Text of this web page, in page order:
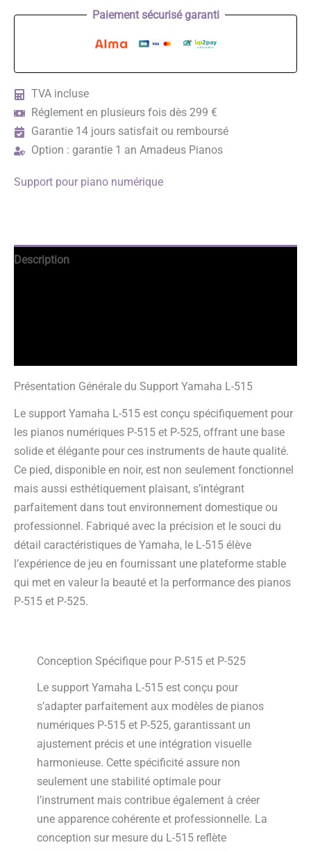
Yamaha
Paiement sécurisé garanti
TVA incluse
Réglement en plusieurs fois dès 299 €
Garantie 14 jours satisfait ou remboursé
Option : garantie 1 an Amadeus Pianos
Support pour piano numérique
Description
Présentation Générale du Support Yamaha L-515
Le support Yamaha L-515 est conçu spécifiquement pour
les pianos numériques P-515 et P-525, offrant une base
solide et élégante pour ces instruments de haute qualité.
Ce pied, disponible en noir, est non seulement fonctionnel
mais aussi esthétiquement plaisant, s’intégrant
parfaitement dans tout environnement domestique ou
professionnel. Fabriqué avec la précision et le souci du
détail caractéristiques de Yamaha, le L-515 élève
l’expérience de jeu en fournissant une plateforme stable
qui met en valeur la beauté et la performance des pianos
P-515 et P-525.
Conception Spécifique pour P-515 et P-525
Le support Yamaha L-515 est conçu pour
s’adapter parfaitement aux modèles de pianos
numériques P-515 et P-525, garantissant un
ajustement précis et une intégration visuelle
harmonieuse. Cette spécificité assure non
seulement une stabilité optimale pour
l’instrument mais contribue également à créer
une apparence cohérente et professionnelle. La
conception sur mesure du L-515 reflète